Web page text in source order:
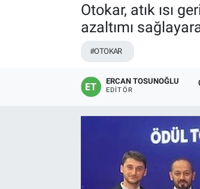
Otokar, atık ısı
azaltımı
#OTOKAR
ERCAN TOSUNOĞLU
EDITÖR